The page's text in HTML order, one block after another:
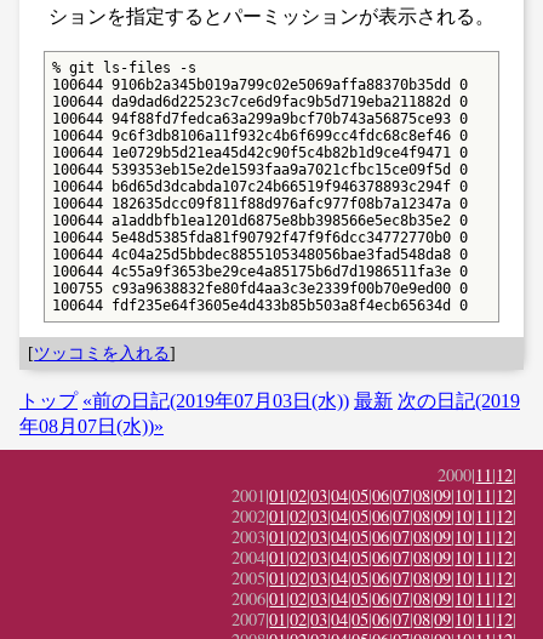
ションを指定するとパーミッションが表示される。
% git ls-files -s
100644 9106b2a345b019a799c02e5069affa88370b35dd 0
100644 da9dad6d22523c7ce6d9fac9b5d719eba211882d 0
100644 94f88fd7fedca63a299a9bcf70b743a56875ce93 0
100644 9c6f3db8106a11f932c4b6f699cc4fdc68c8ef46 0
100644 1e0729b5d21ea45d42c90f5c4b82b1d9ce4f9471 0
100644 539353eb15e2de1593faa9a7021cfbc15ce09f5d 0
100644 b6d65d3dcabda107c24b66519f946378893c294f 0
100644 182635dcc09f811f88d976afc977f08b7a12347a 0
100644 a1addbfb1ea1201d6875e8bb398566e5ec8b35e2
100644 5e48d5385fda81f90792f47f9f6dcc34772770b0 0
100644 4c04a25d5bbdec8855105348056bae3fad548da8 0
100644 4c55a9f3653be29ce4a85175b6d7d1986511fa3e 0
100755 c93a9638832fe80fd4aa3c3e2339f00b70e9ed00 0
100644 fdf235e64f3605e4d433b85b503a8f4ecb65634d 0
[ツッコミを入れる]
トップ «前の日記(2019年07月03日(水)) 最新 次の日記(2019
年08月07日(水))»
2000|11|12|
2001|01|02|03|04|05|06|07|08|09|10|11|12|
2002|01|02|03|04|05|06|07|08|09|10|11|12|
2003|01|02|03|04|05|06|07|08|09|10|11|12|
2004|01|02|03|04|05|06|07|08|09|10|11|12|
2005|01|02|03|04|05|06|07|08|09|10|11|12|
2006|01|02|03|04|05|06|07|08|09|10|11|12|
2007|01|02|03|04|05|06|07|08|09|10|11|12|